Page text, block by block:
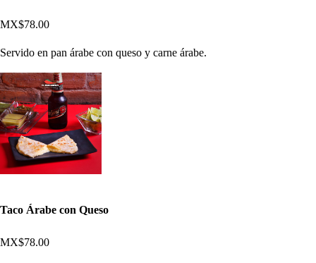
MX$78.00
Servido en pan árabe con queso y carne árabe.
Taco Árabe con Queso
MX$78.00